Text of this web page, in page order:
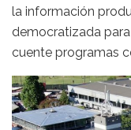
la información
democratizada
cuente programas